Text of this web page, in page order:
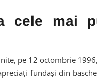
cele mai
pe 12 octombrie
fundași din